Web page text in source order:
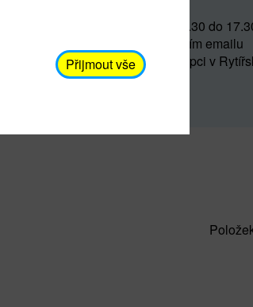
čtvrtek o 11 do 15 a od 15.30 do
po domluvě (prostřednictvím emailu
čísle 606 655 547) na recepci v
Přijmout vše